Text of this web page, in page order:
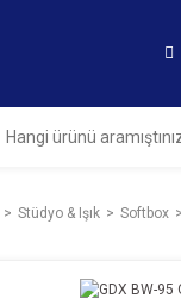
Stüdyo & Işık Softbox